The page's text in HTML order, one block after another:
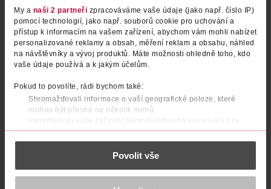
My a naši 2 partneři zpracováváme vaše údaje (jako např. číslo IP)
pomocí technologií, jako např. souborů cookie pro uchování a
přístup k informacím na vašem zařízení, abychom vám mohli nabízet
personalizované reklamy a obsah, měření reklam a obsahu, náhled
na návštěvníky a vývoj produktů. Máte možnosti ohledně toho, kdo
vaše údaje používá a k jakým účelům.
Pokud to povolíte, rádi bychom také:
Shromažďovali informace o vaší geografické poloze, které
mohou být přesné na několik metrů
Identifikovali vaše zařízení pomocí aktivního skenování pro
konkrétní charakteristiky (otisk prstu)
Zjistěte více o tom, jak zpracováváme vaše osobní údaje, a nastavte
části s podrobnostmi . Svůj souhlas můžete kdykoliv
K provozu stránek, personalizaci obsahu a reklam, funkcí sociálních
Povolit vše
Hydratační esence Miracle Pure 3 Light
239 Kč
CLUB cena